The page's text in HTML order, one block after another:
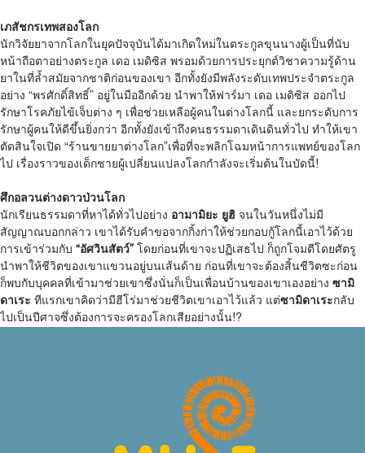
เภสัชกรเทพสองโลก
นักวิจัยยาจากโลกในยุคปัจจุบันได้มาเกิดใหม่ในตระกูลขุนนางผู้เป็นที่นับ
หน้าถือตาอย่างตระกูล เดอ เมดิซิส พรอมด้วยการประยุกต์วิชาความรู้ด้าน
ยาในที่ล้ำสมัยจากชาติก่อนของเขา อีกทั้งยังมีพลังระดับเทพประจำตระกูล
อย่าง “พรศักดิ์สิทธิ์” อยู่ในมืออีกด้วย นำพาให้ฟาร์มา เดอ เมดิซิส ออกไป
รักษาโรคภัยไข้เจ็บต่าง ๆ เพื่อช่วยเหลือผู้คนในต่างโลกนี้ และยกระดับการ
รักษาผู้คนให้ดีขึ้นยิ่งกว่า อีกทั้งยังเข้าถึงคนธรรมดาเดินดินทั่วไป ทำให้เขา
ตัดสินใจเปิด “ร้านขายยาต่างโลก”เพื่อที่จะพลิกโฉมหน้าการแพทย์ของโลก
ไป เรื่องราวของเด็กชายผู้เปลี่ยนแปลงโลกกำลังจะเริ่มต้นในบัดนี้!
ศึกอลวนต่างดาวป่วนโลก
นักเรียนธรรมดาที่หาได้ทั่วไปอย่าง อามามิยะ ยูฮิ จนในวันหนึ่งไม่มี
สัญญาณบอกกล่าว เขาได้รับคำขอจากกิ้งก่าให้ช่วยกอบกู้โลกนี้เอาไว้ด้วย
การเข้าร่วมกับ “อัศวินสัตว์” โดยก่อนที่เขาจะปฏิเสธไป ก็ถูกโจมตีโดยศัตรู
นำพาให้ชีวิตของเขาแขวนอยู่บนเส้นด้าย ก่อนที่เขาจะต้องสิ้นชีวิตซะก่อน
ก็พบกับบุคคลที่เข้ามาช่วยเขาซึ่งนั่นก็เป็นเพื่อนบ้านของเขาเองอย่าง ซามิ
ดาเระ ทีแรกเขาคิดว่ามีฮีโร่มาช่วยชีวิตเขาเอาไว้แล้ว แต่ซามิดาเระกลับ
ไปเป็นปีศาจซึ่งต้องการจะครองโลกเสียอย่างนั้น!?